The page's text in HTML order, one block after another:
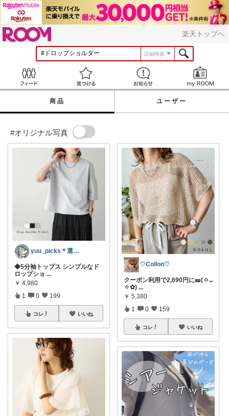
楽天トップへ
詳細検索
見つける お知らせ
商品 ユーザー
#オリジナル写真
yuu_picks＊選ぶ楽しみ＊
◆5分袖トップス シンプルなド
ロップショ ...
￥ 4,980
1 0 199
コレ いいね
♡Collon♡
クーポン利用で2,690円に🎫(ㆁᴗ
ㆁ✿) ...
￥ 5,380
1 0 159
コレ いいね